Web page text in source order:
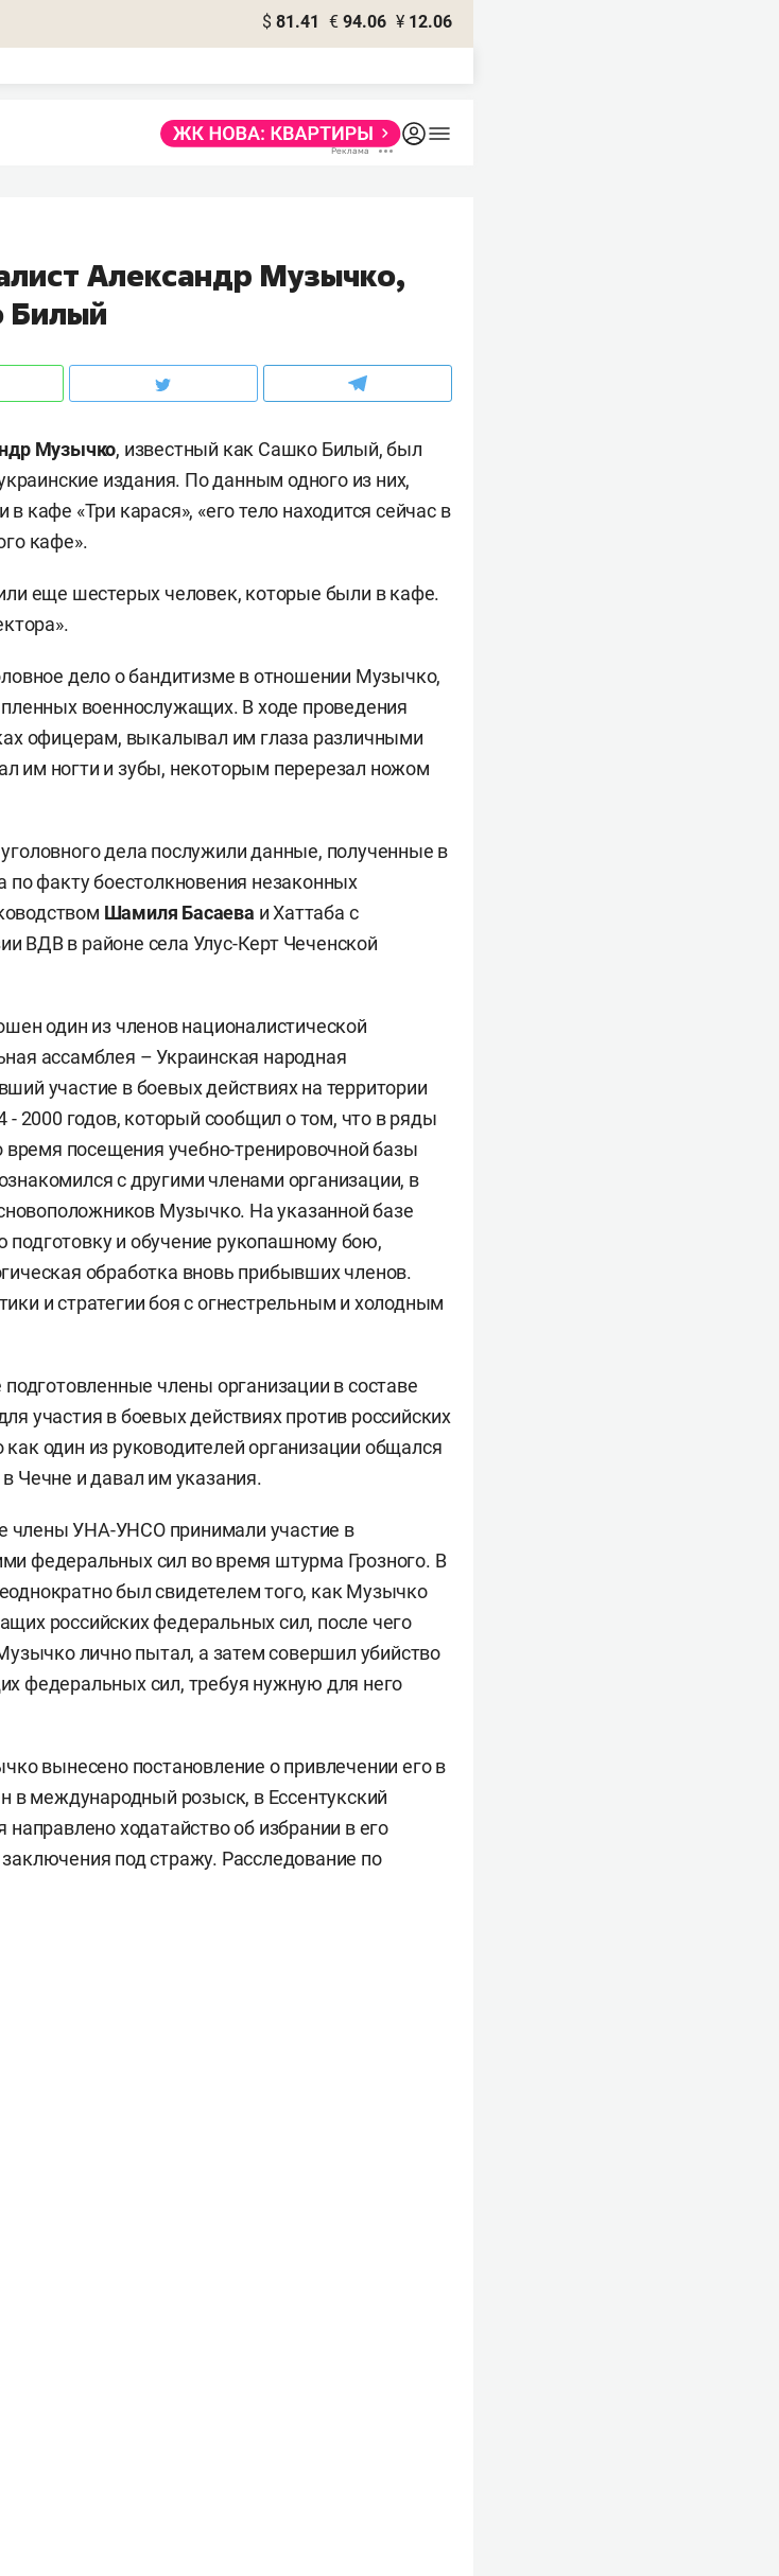
$ 81.41 € 94.06 ¥ 12.06
Александр Музычко,
Билый
Музычко, известный как Сашко Билый, был
издания. По данным одного из них,
кафе «Три карася», «его тело находится сейчас в
кафе».
еще шестерых человек, которые были в кафе.
дело о бандитизме в отношении Музычко,
военнослужащих. В ходе проведения
офицерам, выкалывал им глаза различными
им ногти и зубы, некоторым перерезал ножом
дела послужили данные, полученные в
по факту боестолкновения незаконных
Шамиля Басаева и Хаттаба с
ВДВ в районе села Улус-Керт Чеченской
один из членов националистической
ассамблея – Украинская народная
участие в боевых действиях на территории
- 2000 годов, который сообщил о том, что в ряды
посещения учебно-тренировочной базы
с другими членами организации, в
Музычко. На указанной базе
и обучение рукопашному бою,
обработка вновь прибывших членов.
и стратегии боя с огнестрельным и холодным
члены организации в составе
участия в боевых действиях против российских
один из руководителей организации общался
Чечне и давал им указания.
члены УНА-УНСО принимали участие в
федеральных сил во время штурма Грозного. В
был свидетелем того, как Музычко
российских федеральных сил, после чего
лично пытал, а затем совершил убийство
федеральных сил, требуя нужную для него
вынесено постановление о привлечении его в
в международный розыск, в Ессентукский
направлено ходатайство об избрании в его
под стражу. Расследование по